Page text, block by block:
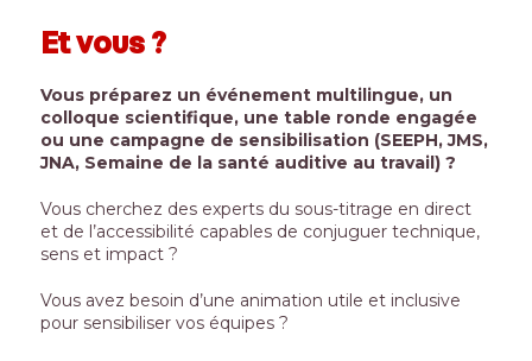
Et vous ?
Vous préparez un événement multilingue, un
colloque scientifique, une table ronde engagée
ou une campagne de sensibilisation (SEEPH, JMS,
JNA, Semaine de la santé auditive au travail) ?
Vous cherchez des experts du sous-titrage en direct
et de l’accessibilité capables de conjuguer technique,
sens et impact ?
Vous avez besoin d’une animation utile et inclusive
pour sensibiliser vos équipes ?